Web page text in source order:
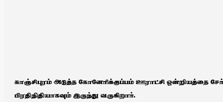
காஞ்சிபுரம் அடுத்த கோனேரிக்குப்பம் ஊராட்சி ஒன்றியத்தை
பிரதிநிதியாகவும் இருந்து வருகிறார்.